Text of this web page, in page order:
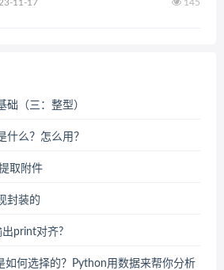
11-17 145
础（三：整型）
什么？怎么用？
取附件
封装的
print对齐?
如何选择的？Python用数据来帮你分析